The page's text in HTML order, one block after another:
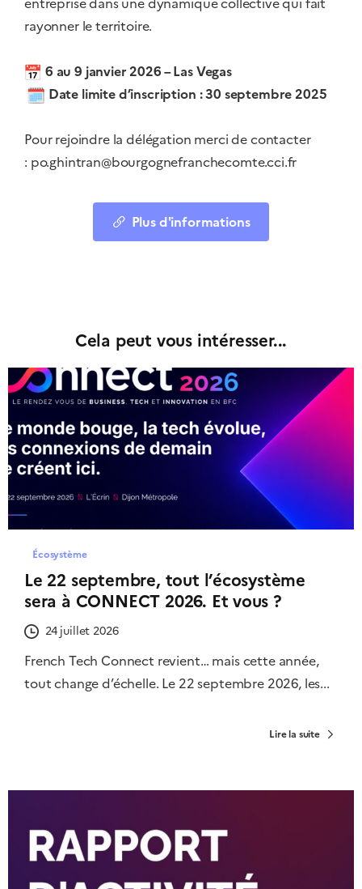
rayonner le territoire.
6 au 9 janvier 2026 – Las Vegas
Date limite d’inscription : 30 septembre 2025
Pour rejoindre la délégation merci de contacter
: po.ghintran@bourgognefranchecomte.cci.fr
Plus d'informations
Cela peut vous intéresser...
Écosystème
Le 22 septembre, tout l’écosystème
sera à CONNECT 2026. Et vous ?
24 juillet 2026
French Tech Connect revient… mais cette année,
tout change d’échelle. Le 22 septembre 2026, les...
Lire la suite